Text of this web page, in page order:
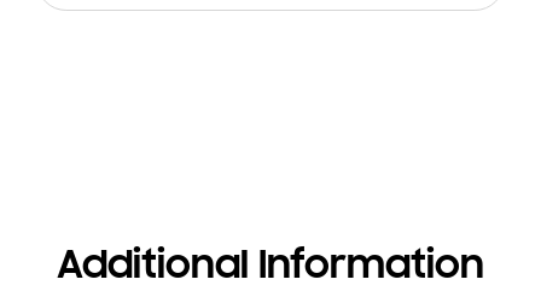
Additional Information